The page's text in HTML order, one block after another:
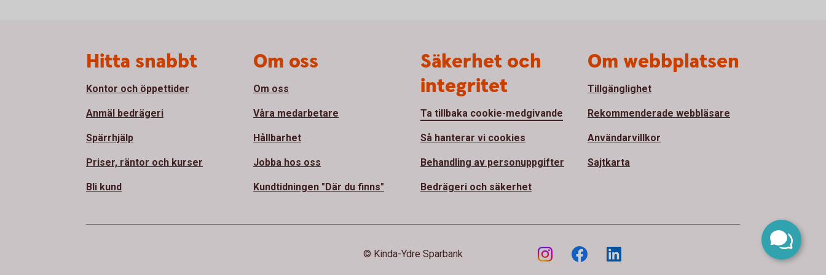
Hitta snabbt
Kontor och öppettider
Anmäl bedrägeri
Spärrhjälp
Priser, räntor och kurser
Bli kund
Om oss
Om oss
Våra medarbetare
Hållbarhet
Jobba hos oss
Kundtidningen "Där du finns"
Säkerhet och
integritet
Ta tillbaka cookie-medgivande
Så hanterar vi cookies
Behandling av personuppgifter
Bedrägeri och säkerhet
Om webbplatsen
Tillgänglighet
Rekommenderade webbläsare
Användarvillkor
Sajtkarta
© Kinda-Ydre Sparbank